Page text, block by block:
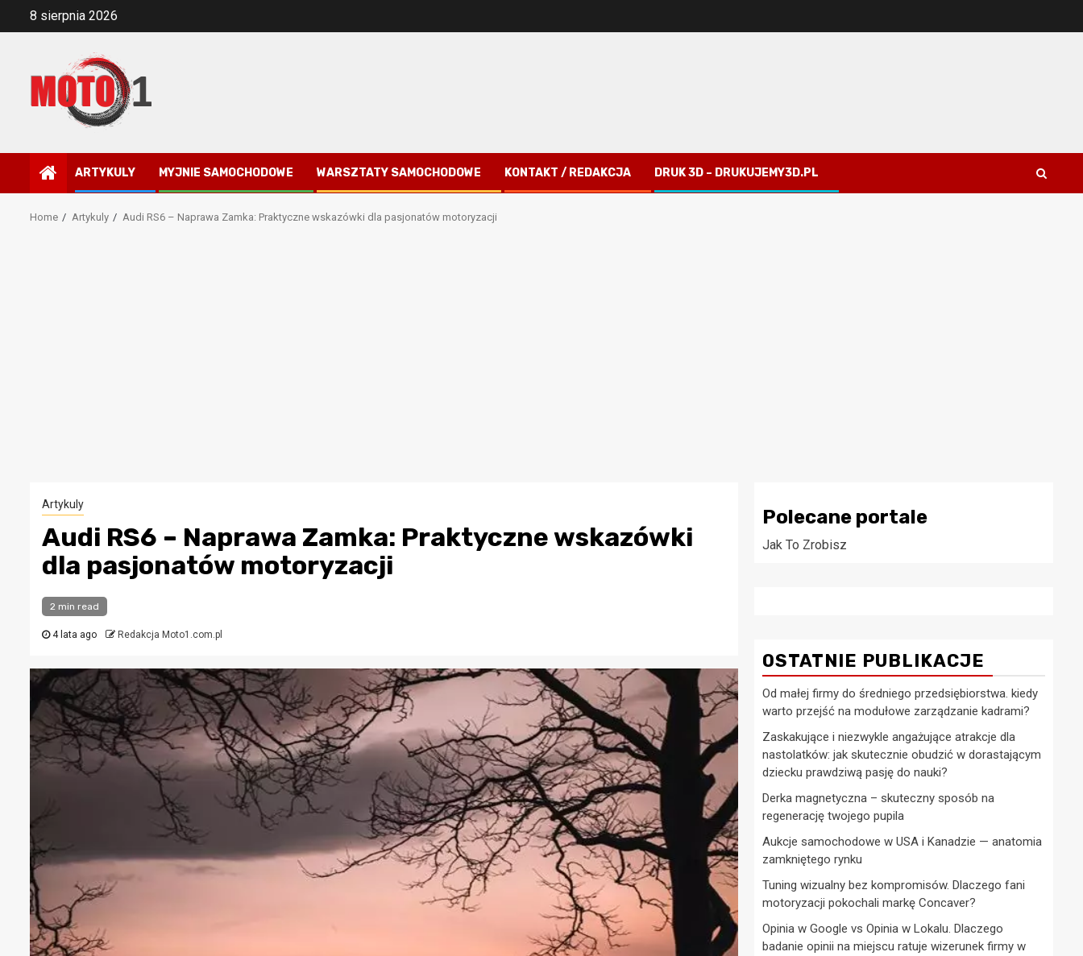
8 sierpnia 2026
ARTYKULY MYJNIE SAMOCHODOWE WARSZTATY SAMOCHODOWE KONTAKT / REDAKCJA DRUK 3D – DRUKUJEMY3D.PL
Home Artykuly Audi RS6 – Naprawa Zamka: Praktyczne wskazówki dla pasjonatów motoryzacji
Artykuly
Audi RS6 – Naprawa Zamka: Praktyczne wskazówki
dla pasjonatów motoryzacji
2 min read
4 lata ago Redakcja Moto1.com.pl
Polecane portale
Jak To Zrobisz
OSTATNIE PUBLIKACJE
Od małej firmy do średniego przedsiębiorstwa. kiedy
warto przejść na modułowe zarządzanie kadrami?
Zaskakujące i niezwykle angażujące atrakcje dla
nastolatków: jak skutecznie obudzić w dorastającym
dziecku prawdziwą pasję do nauki?
Derka magnetyczna – skuteczny sposób na
regenerację twojego pupila
Aukcje samochodowe w USA i Kanadzie — anatomia
zamkniętego rynku
Tuning wizualny bez kompromisów. Dlaczego fani
motoryzacji pokochali markę Concaver?
Opinia w Google vs Opinia w Lokalu. Dlaczego
badanie opinii na miejscu ratuje wizerunek firmy w